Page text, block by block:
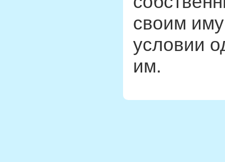
своим
условии
им.